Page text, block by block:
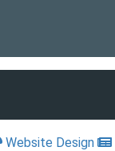
Website Design